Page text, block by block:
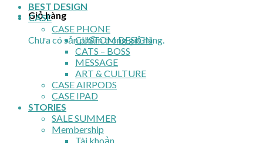
Giỏ hàng
Chưa có sản phẩm trong giỏ hàng.
BEST DESIGN
CASE
CASE PHONE
CUSTOM DESIGN
CATS – BOSS
MESSAGE
ART & CULTURE
CASE AIRPODS
CASE IPAD
STORIES
SALE SUMMER
Membership
Tài khoản